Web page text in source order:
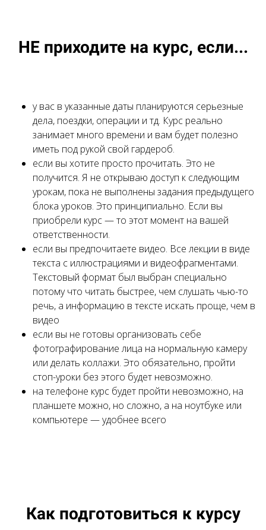
НЕ приходите на курс, если...
у вас в указанные даты планируются серьезные
дела, поездки, операции и тд. Курс реально
занимает много времени и вам будет полезно
иметь под рукой свой гардероб.
если вы хотите просто прочитать. Это не
получится. Я не открываю доступ к следующим
урокам, пока не выполнены задания предыдущего
блока уроков. Это принципиально. Если вы
приобрели курс — то этот момент на вашей
ответственности.
если вы предпочитаете видео. Все лекции в виде
текста с иллюстрациями и видеофрагментами.
Текстовый формат был выбран специально
потому что читать быстрее, чем слушать чью-то
речь, а информацию в тексте искать проще, чем в
видео
если вы не готовы организовать себе
фотографирование лица на нормальную камеру
или делать коллажи. Это обязательно, пройти
стоп-уроки без этого будет невозможно.
на телефоне курс будет пройти невозможно, на
планшете можно, но сложно, а на ноутбуке или
компьютере — удобнее всего
Как подготовиться к курсу